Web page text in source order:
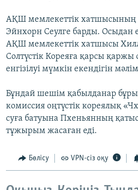
Русский
ЖАЗЫЛЫҢЫЗ
Басқа тілдерде
АҚШ мемлекеттік хатшысының
Эйнхорн Сеулге барды. Осыдан
АҚШ мемлекеттік хатшысы
Солтүстік Кореяға қарсы
енгізілуі мүмкін екендігін
Бұндай шешім қабылданар
комиссия оңтүстік кореялық
суға батуына Пхеньянның
тұжырым жасаған еді.
Бөлісу VPN-сіз оқу